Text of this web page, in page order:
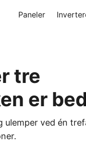
Paneler
tre
er
ulemper ved én